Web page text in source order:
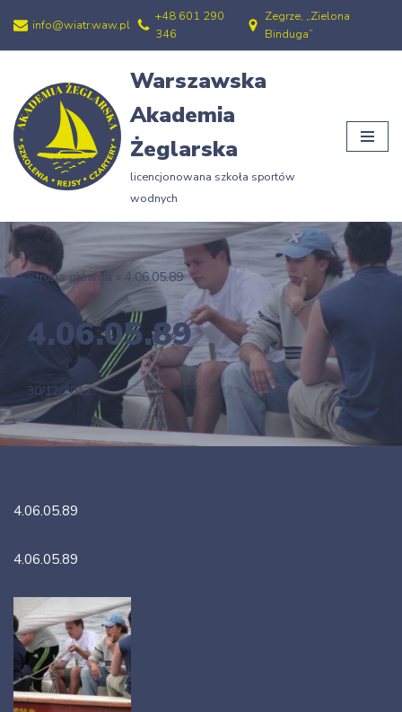
Przejdź
treści
info@wiatr.waw.pl
+48 601 290
346
Zegrze, „Zielona
Binduga”
Warszawska
Akademia
Żeglarska
licencjonowana szkoła sportów
wodnych
Strona główna » 4.06.05.89
4.06.05.89
30/12/2012
4.06.05.89
4.06.05.89